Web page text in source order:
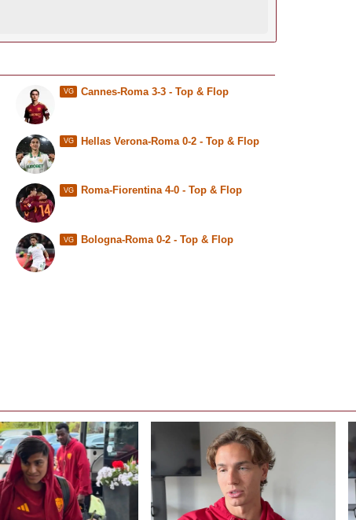
VG Cannes-Roma 3-3 - Top & Flop
VG Hellas Verona-Roma 0-2 - Top & Flop
VG Roma-Fiorentina 4-0 - Top & Flop
VG Bologna-Roma 0-2 - Top & Flop